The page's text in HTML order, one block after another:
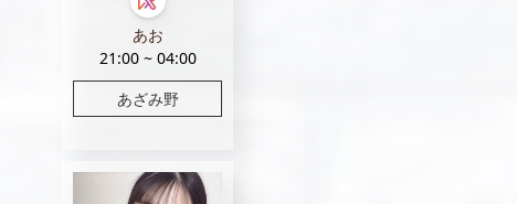
あお
21:00 ~ 04:00
あざみ野